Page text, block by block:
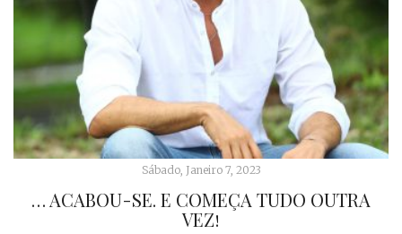
Sábado, Janeiro 7, 2023
… ACABOU-SE. E COMEÇA TUDO OUTRA
VEZ!